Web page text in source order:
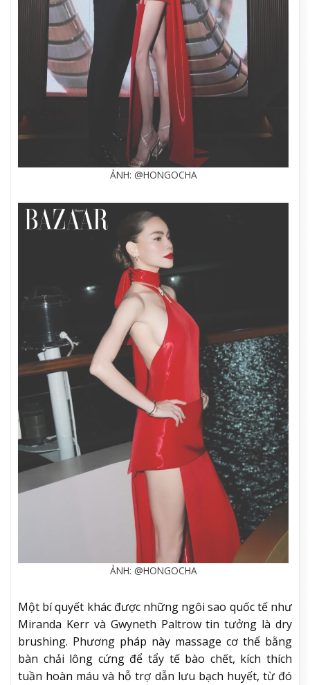
ẢNH: @HONGOCHA
ẢNH: @HONGOCHA
Một bí quyết khác được những ngôi sao quốc tế như
Miranda Kerr và Gwyneth Paltrow tin tưởng là dry
brushing. Phương pháp này massage cơ thể bằng
bàn chải lông cứng để tẩy tế bào chết, kích thích
tuần hoàn máu và hỗ trợ dẫn lưu bạch huyết, từ đó